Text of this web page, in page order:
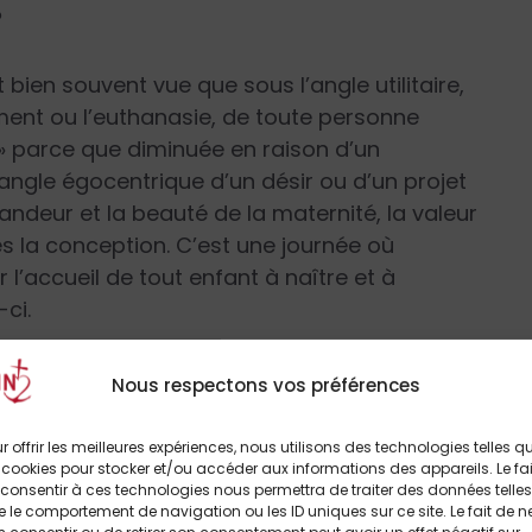
Nous respectons vos préférences
offrir les meilleures expériences, nous utilisons des technologies telles
pour stocker et/ou accéder aux informations des appareils. Le
à ces technologies nous permettra de traiter des données telles
le comportement de navigation ou les ID uniques sur ce site. Le fait de
bien souvent vue que sous l’angle utilitaire,
ou l’euthanasie, de toute personne
que diminuée en raison d’un
égocentrique d’un désir ou d’un projet
et la beauté de la maternité, la valeur
la conception. C’est une journée où
de tout enfant à naître et à
ci.
porte-t-elle un message plus
les mères, c’est accueillir la Vie! », ce qui
journée aborder exclusivement le